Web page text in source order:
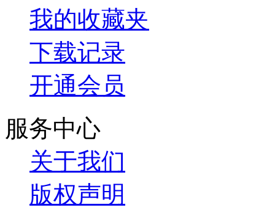
我的收藏夹
下载记录
开通会员
服务中心
关于我们
版权声明